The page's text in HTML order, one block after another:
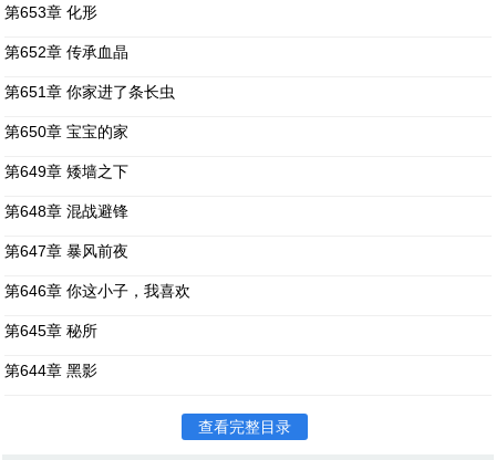
第653章 化形
第652章 传承血晶
第651章 你家进了条长虫
第650章 宝宝的家
第649章 矮墙之下
第648章 混战避锋
第647章 暴风前夜
第646章 你这小子，我喜欢
第645章 秘所
第644章 黑影
查看完整目录